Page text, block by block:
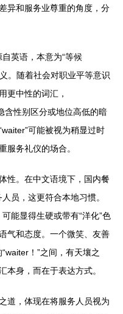
异和服务业尊重的角度，分
英语，本意为“等候
。随着社会对职业平等意识
更中性的词汇，
含性别区分或地位高低的暗
可能被视为稍显过时
服务礼仪的场合。
性。在中文语境下，国内餐
员，这更符合本地习惯。
能显得生硬或带有“洋化”色
气和态度。一个微笑、友善
！”之间，有天壤之
本身，而在于表达方式。
道，体现在将服务人员视为